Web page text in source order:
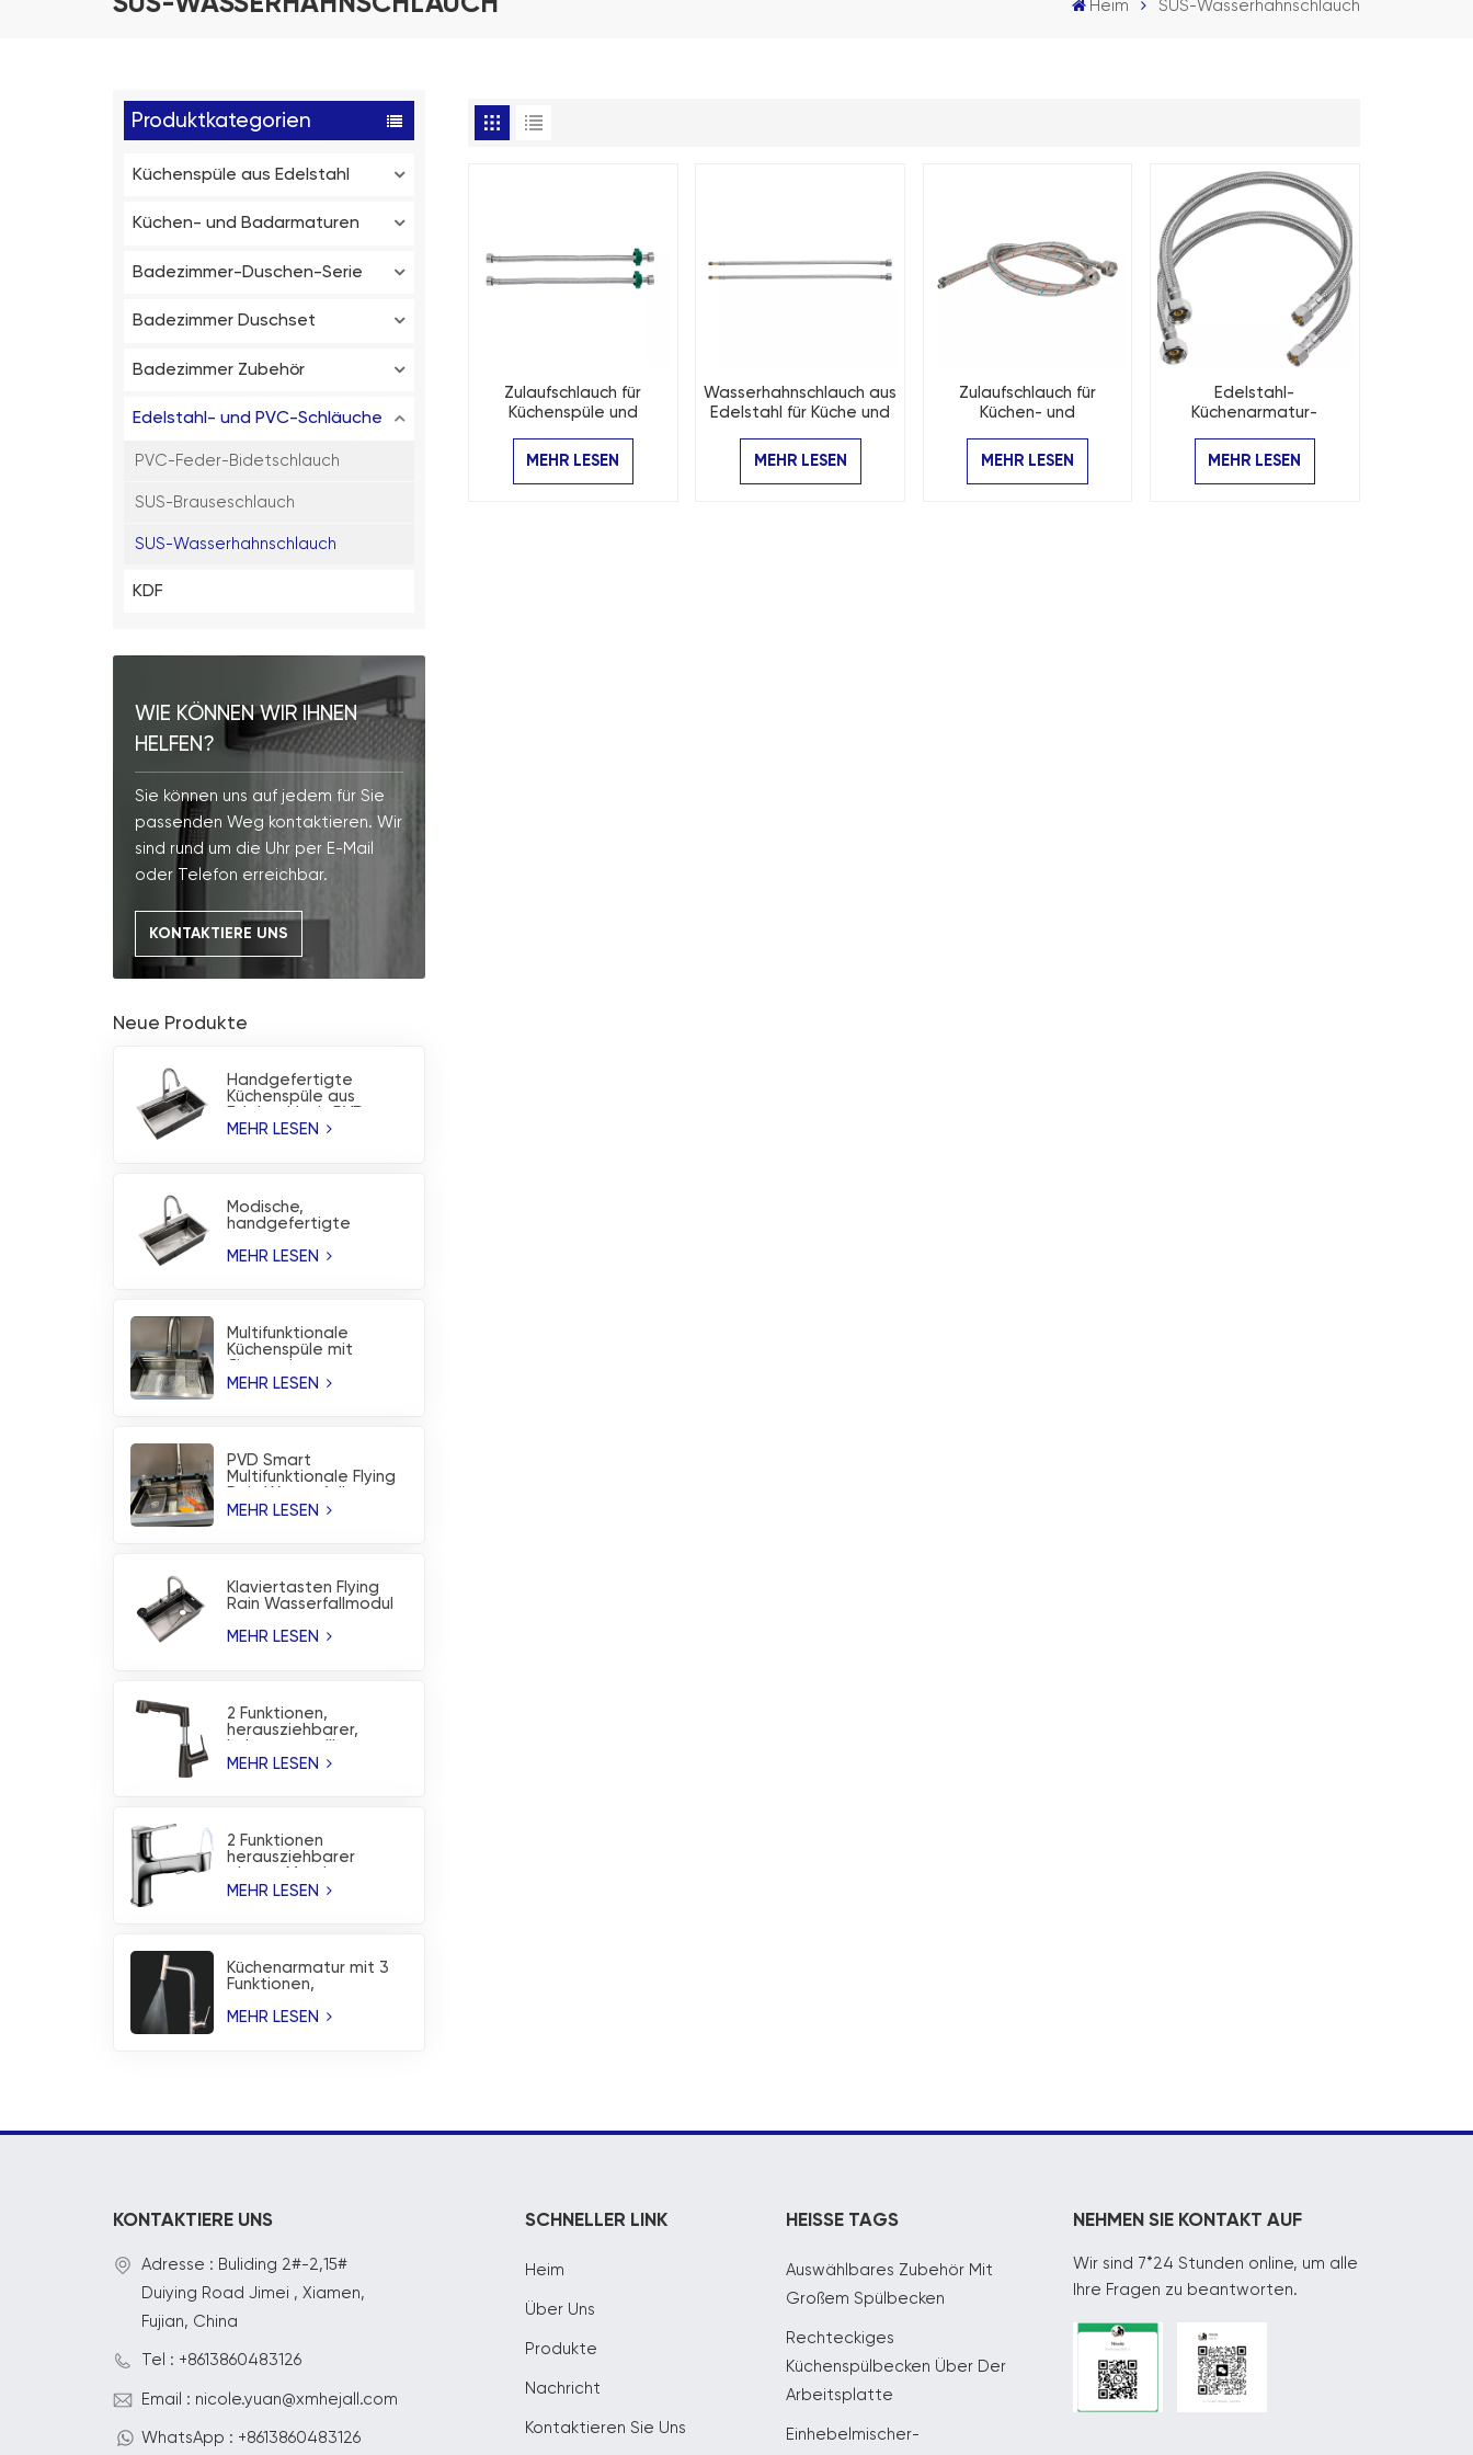
Heim SUS-Wasserhahnschlauch
Produktkategorien
Küchenspüle aus Edelstahl
Küchen- und Badarmaturen
Badezimmer-Duschen-Serie
Badezimmer Duschset
Badezimmer Zubehör
Edelstahl- und PVC-Schläuche
PVC-Feder-Bidetschlauch
SUS-Brauseschlauch
SUS-Wasserhahnschlauch
KDF
WIE KÖNNEN WIR IHNEN
HELFEN?
Sie können uns auf jedem für Sie
passenden Weg kontaktieren. Wir
sind rund um die Uhr per E-Mail
oder Telefon erreichbar.
KONTAKTIERE UNS
Neue Produkte
Handgefertigte
Küchenspüle aus
Beschichtung ohne
MEHR LESEN
Modische,
handgefertigte
korrosionsbeständiger
MEHR LESEN
Multifunktionale
Küchenspüle mit
Regenwasserfall aus
MEHR LESEN
PVD Smart
Multifunktionale Flying
Workstation
MEHR LESEN
Klaviertasten Flying
Rain Wasserfallmodul
Küchenspüle
MEHR LESEN
2 Funktionen,
herausziehbarer,
Waschbecken-
MEHR LESEN
2 Funktionen
herausziehbarer
Waschbecken-
MEHR LESEN
Küchenarmatur mit 3
Funktionen,
und Wasserfallbrause
MEHR LESEN
Zulaufschlauch für
Küchenspüle und
Waschtischarmatur aus
Edelstahl
MEHR LESEN
Wasserhahnschlauch aus
Edelstahl für Küche und
MEHR LESEN
Zulaufschlauch für
Küchen- und
Edelstahl
MEHR LESEN
Edelstahl-
Küchenarmatur-
kleine Küchenspüle mit
kurzem Abstand
MEHR LESEN
KONTAKTIERE UNS
Adresse : Buliding 2#-2,15#
Duiying Road Jimei , Xiamen,
Fujian, China
Tel : +8613860483126
Email : nicole.yuan@xmhejall.com
WhatsApp : +8613860483126
SCHNELLER LINK
Heim
Über Uns
Produkte
Nachricht
Kontaktieren Sie Uns
HEISSE TAGS
Auswählbares Zubehör Mit
Großem Spülbecken
Rechteckiges
Küchenspülbecken Über Der
Arbeitsplatte
Einhebelmischer-
NEHMEN SIE KONTAKT AUF
Wir sind 7*24 Stunden online, um alle
Ihre Fragen zu beantworten.